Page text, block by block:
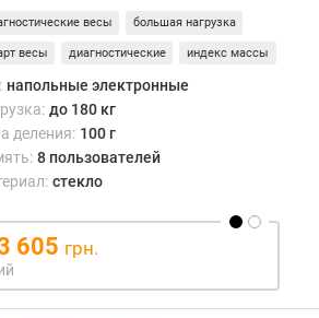
весы большая нагрузка
весы диагностические индекс массы
напольные электронные
до 180 кг
деления: 100 г
8 пользователей
стекло
605 грн.